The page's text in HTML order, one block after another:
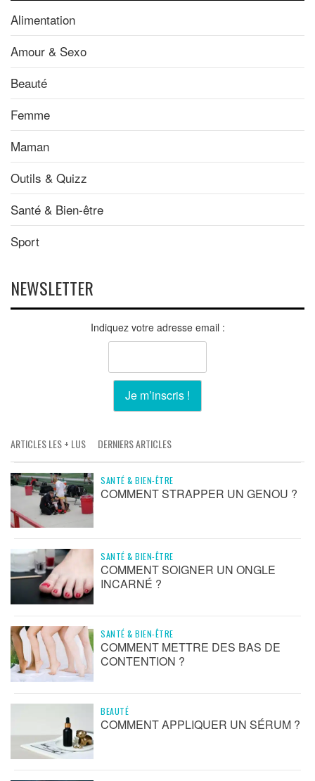
Alimentation
Amour & Sexo
Beauté
Femme
Maman
Outils & Quizz
Santé & Bien-être
Sport
NEWSLETTER
Indiquez votre adresse email :
ARTICLES LES + LUS DERNIERS ARTICLES
SANTÉ & BIEN-ÊTRE
COMMENT STRAPPER UN GENOU ?
SANTÉ & BIEN-ÊTRE
COMMENT SOIGNER UN ONGLE
INCARNÉ ?
SANTÉ & BIEN-ÊTRE
COMMENT METTRE DES BAS DE
CONTENTION ?
BEAUTÉ
COMMENT APPLIQUER UN SÉRUM ?